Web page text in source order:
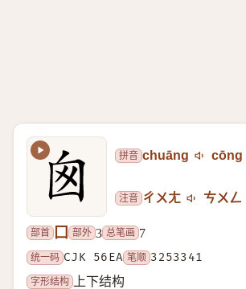
拼音 chuāng cōng
注音 ㄔㄨㄤ ㄘㄨㄥ
部首 囗 部外 3 总笔画 7
统一码 CJK 56EA 笔顺 3253341
字形结构
上下结构